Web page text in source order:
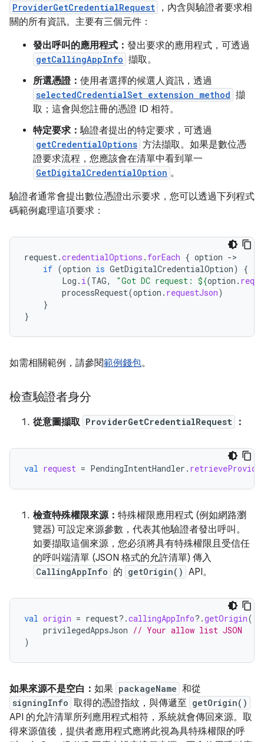
ProviderGetCredentialRequest
，內含與驗證者要求相
關的所有資訊。主要有三個元件：
發出呼叫的應用程式： 發出要求的應用程式，可透過
getCallingAppInfo 擷取。
所選憑證： 使用者選擇的候選人資訊，透過
selectedCredentialSet extension method 擷
取；這會與您註冊的憑證 ID 相符。
特定要求：驗證者提出的特定要求，可透過
getCredentialOptions 方法擷取。如果是數位憑
證要求流程，您應該會在清單中看到單一
GetDigitalCredentialOption 。
驗證者通常會提出數位憑證出示要求，您可以透過下列程式
碼範例處理這項要求：
request.credentialOptions . forEach { option -
if (option is GetDigitalCredentialOption)
{
Log . i(TAG, "Got DC request: ${option .
processRequest(option . requestJson)
}
}
如需相關範例，請參閱範例錢包。
檢查驗證者身分
從意圖擷取 ProviderGetCredentialRequest ：
val request = PendingIntentHandler .
檢查特殊權限來源： 特殊權限應用程式 (例如網路瀏
覽器) 可設定來源參數，代表其他驗證者發出呼叫。
如要擷取這個來源，您必須將具有特殊權限且受信任
的呼叫端清單 (JSON 格式的允許清單) 傳入
CallingAppInfo 的 getOrigin() API。
val origin = request?.callingAppInfo?.getOrigin(
privilegedAppsJson // Your allow list JSON
)
如果來源不是空白： 如果 packageName 和從
signingInfo 取得的憑證指紋，與傳遞至 getOrigin()
API 的允許清單所列應用程式相符，系統就會傳回來源。取
得來源值後，提供者應用程式應將此視為具特殊權限的呼